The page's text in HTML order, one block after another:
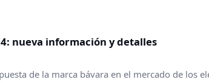
nueva información y detalles
de la marca bávara en el mercado de los